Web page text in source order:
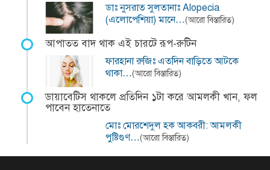
ডাঃ নুসরাত সুলতানাঃ Alopecia
(এলোপেশিয়া) মানে…(আরো বিস্তারিত)
আপাতত বাদ থাক এই চারটে রূপ-রুটিন
ফারহানা রুজিঃ এতদিন বাড়িতে আটকে
থাকা…(আরো বিস্তারিত)
ডায়াবেটিস থাকলে প্রতিদিন ১টা করে আমলকী খান, ফল
পাবেন হাতেনাতে
মোঃ মোরশেদুল হক আকবরী: আমলকী
পুষ্টিগুণ…(আরো বিস্তারিত)